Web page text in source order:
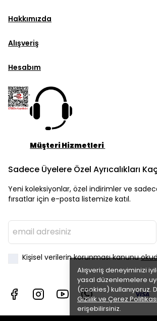
Alışveriş deneyiminizi
yasal düzenlemelere
(cookies) kullanıyoruz.
Gizlilik ve Çerez Politikası
erişebilirsiniz.
Hakkımızda
Alışveriş
Hesabım
Müşteri Hizmetleri
Sadece Üyelere Özel Ayrıcalıkları
Yeni koleksiyonlar, özel indirimler ve
fırsatlar için e-posta listemize katıl.
Kişisel verilerin korunması kanunu